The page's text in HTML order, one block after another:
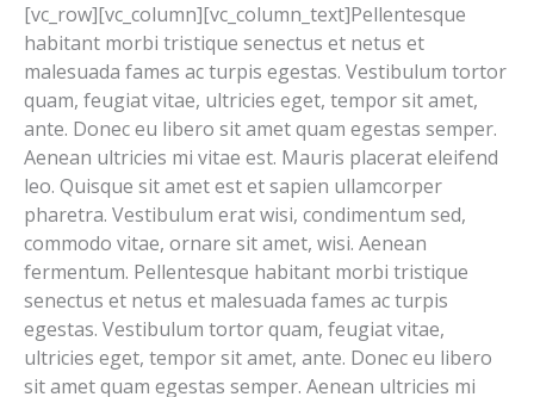
[vc_row][vc_column][vc_column_text]Pellentesque
habitant morbi tristique senectus et netus et
malesuada fames ac turpis egestas. Vestibulum tortor
quam, feugiat vitae, ultricies eget, tempor sit amet,
ante. Donec eu libero sit amet quam egestas semper.
Aenean ultricies mi vitae est. Mauris placerat eleifend
leo. Quisque sit amet est et sapien ullamcorper
pharetra. Vestibulum erat wisi, condimentum sed,
commodo vitae, ornare sit amet, wisi. Aenean
fermentum. Pellentesque habitant morbi tristique
senectus et netus et malesuada fames ac turpis
egestas. Vestibulum tortor quam, feugiat vitae,
ultricies eget, tempor sit amet, ante. Donec eu libero
sit amet quam egestas semper. Aenean ultricies mi
Completed